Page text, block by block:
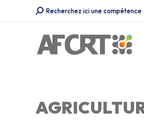
Recherche
Recherchez ici une compétence